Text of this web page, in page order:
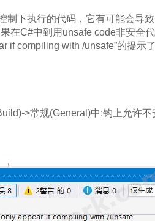
制下执行的代码，它有可能会导
在C#中到用unsafe code非安全
if compiling with /unsafe”的提示了
>常规(General)中:钩上允许